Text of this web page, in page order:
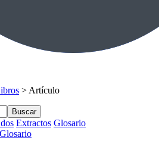
> Artículo
Buscar
Extractos Glosario
Glosario